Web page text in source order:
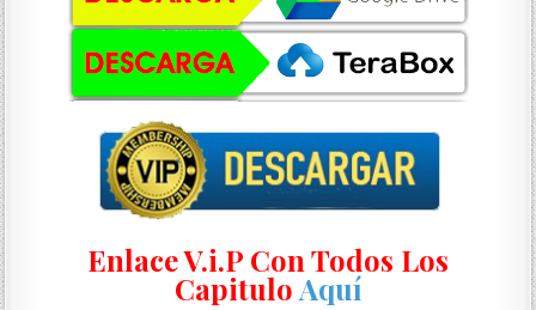
Enlace V.i.P Con Todos Los
CapituloAquí